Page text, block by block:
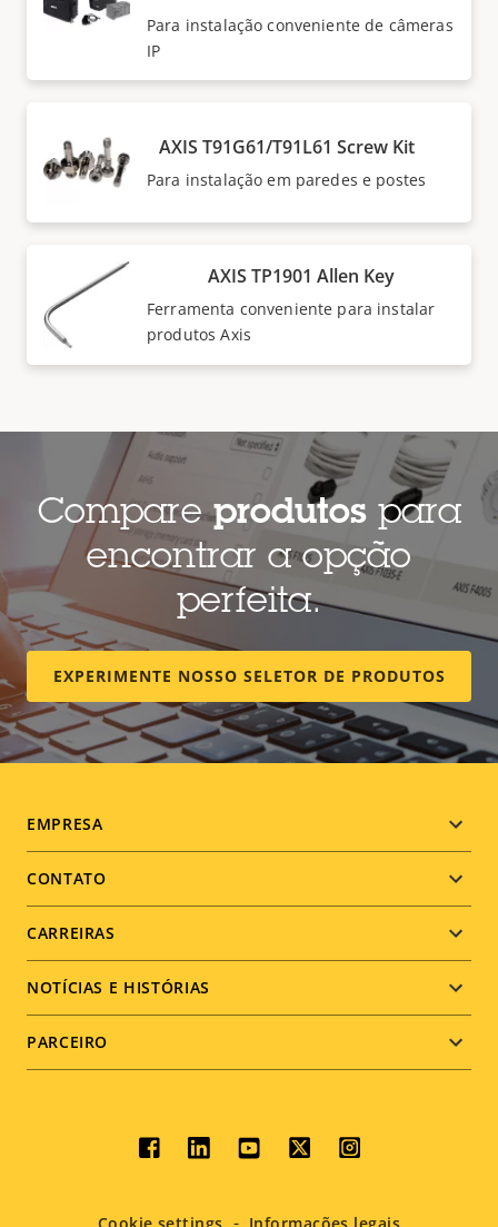
Para instalação conveniente de câmeras
IP
AXIS T91G61/T91L61 Screw Kit
Para instalação em paredes e postes
AXIS TP1901 Allen Key
Ferramenta conveniente para instalar
produtos Axis
Compareprodutospara
encontrar a opção
perfeita.
EXPERIMENTE NOSSO SELETOR DE PRODUTOS
Footer
menu
EMPRESA
CONTATO
CARREIRAS
NOTÍCIAS E HISTÓRIAS
PARCEIRO
Social
menu